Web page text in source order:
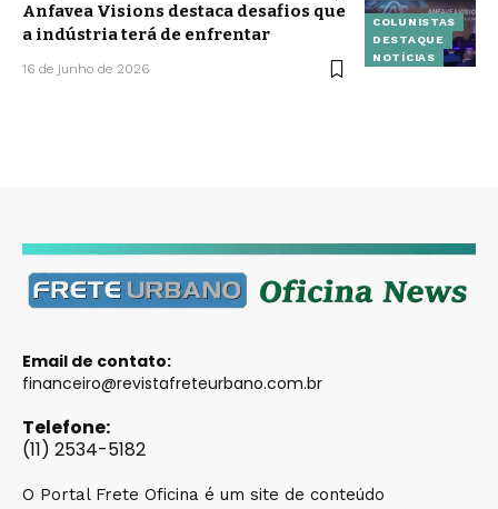
COLUNISTAS
DESTAQUE
NOTÍCIAS
Anfavea Visions destaca desafios que
a indústria terá de enfrentar
16 de junho de 2026
Email de contato:
financeiro@revistafreteurbano.com.br
Telefone:
(11) 2534-5182
O Portal Frete Oficina é um site de conteúdo